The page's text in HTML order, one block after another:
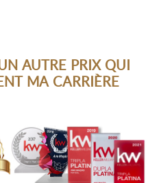
AUTRE PRIX QUI
MA CARRIÈRE